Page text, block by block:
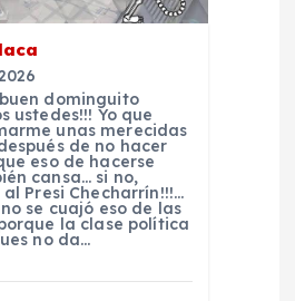
dominguito
ustedes!!! Yo que
unas merecidas
de no hacer
eso de hacerse
cansa… si no,
Presi Checharrín!!!…
se cuajó eso de las
la clase política
no da…